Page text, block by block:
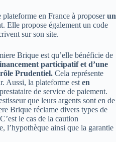
en France à proposerun
Elle propose également un code
sur son site.
Brique est qu’elle bénéficie de
participatif et d’une
Prudentiel. Cela représente
Aussi, la plateforme est en
de service de paiement.
que leurs argents sont en de
Brique réclame divers types de
le cas de la caution
l’hypothèque ainsi que la garantie